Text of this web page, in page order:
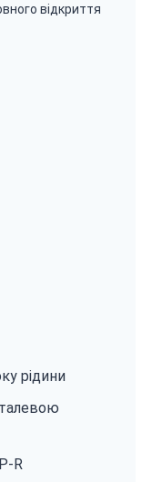
відкриття
рідини
R